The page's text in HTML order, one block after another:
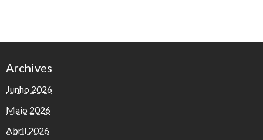
Archives
Junho 2026
Maio 2026
Abril 2026